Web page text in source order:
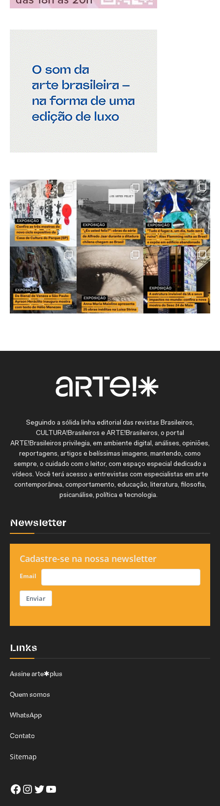
Seguindo a sólida linha editorial das revistas Brasileiros,
CULTURA!Brasileiros e ARTE!Brasileiros, o portal
ARTE!Brasileiros privilegia, em ambiente digital, análises, opiniões,
reportagens, artigos e belíssimas imagens, mantendo, como
sempre, o cuidado com o leitor, com espaço especial dedicado a
vídeos. Você terá acesso a entrevistas com especialistas em arte
contemporânea, comportamento, educação, literatura, filosofia,
psicanálise, política e tecnologia.
Newsletter
Cadastre-se na nossa newsletter
Email
Enviar
Links
Assine arte✱plus
Quem somos
WhatsApp
Contato
Sitemap
Facebook
Instagram
Twitter
Youtube